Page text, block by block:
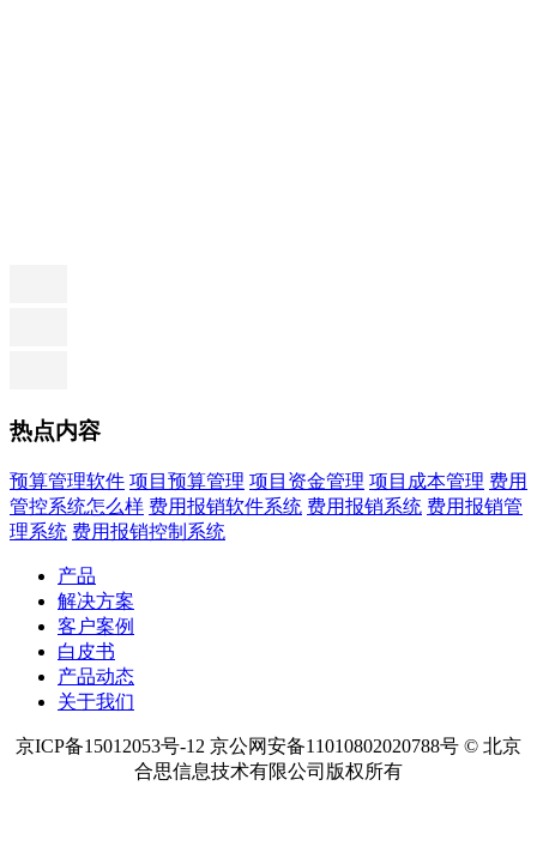
热点内容
预算管理软件 项目预算管理 项目资金管理 项目成本管理 费用
管控系统怎么样 费用报销软件系统 费用报销系统 费用报销管
理系统 费用报销控制系统
产品
解决方案
客户案例
白皮书
产品动态
关于我们
京ICP备15012053号-12 京公网安备11010802020788号 © 北京
合思信息技术有限公司版权所有